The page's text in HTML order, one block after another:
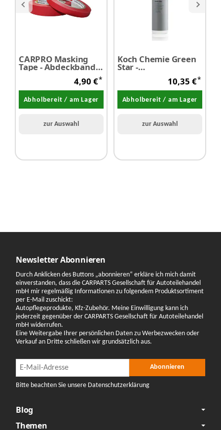
CARPRO Masking
Tape - Abdeckband
24 mm x 40 m 1
4,90 €*
Abholbereit / am Lager
zur Auswahl
Koch Chemie Green
Star -
10,35 €*
Abholbereit / am Lager
zur Auswahl
Newsletter Abonnieren
Durch Anklicken des Buttons „abonnieren“ erkläre ich mich damit
einverstanden, dass die CARPARTS Gesellschaft für Autoteilehandel
mbH mir regelmäßig Informationen zu folgendem Produktsortiment
per E-Mail zuschickt:
Autopflegeprodukte, Kfz-Zubehör. Meine Einwilligung kann ich
jederzeit gegenüber der CARPARTS Gesellschaft für Autoteilehandel
mbH widerrufen.
Eine Weitergabe Ihrer persönlichen Daten zu Werbezwecken oder
Verkauf an Dritte schließen wir grundsätzlich aus.
Newsletter Abonnieren Abonnieren
Bitte beachten Sie unsere Datenschutzerklärung
Blog
Themen